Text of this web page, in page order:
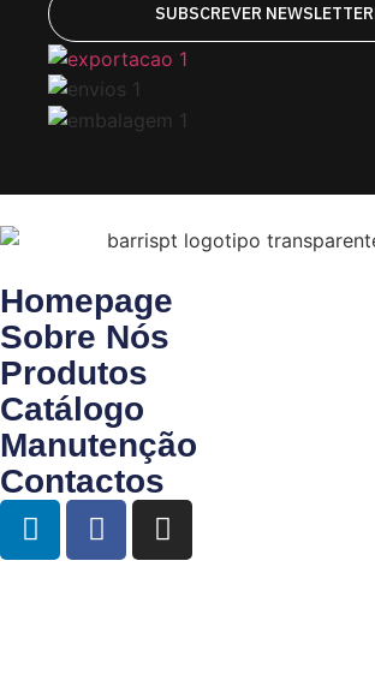
SUBSCREVER NEWSLETTER
Homepage
Sobre Nós
Produtos
Catálogo
Manutenção
Contactos